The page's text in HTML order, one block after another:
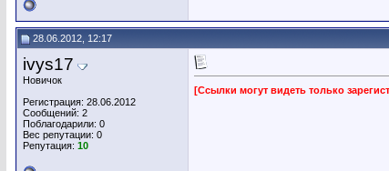
28.06.2012, 12:17
ivys17
Новичок
Регистрация: 28.06.2012
Сообщений: 2
Поблагодарили: 0
Вес репутации: 0
Репутация: 10
[Ссылки могут видеть только